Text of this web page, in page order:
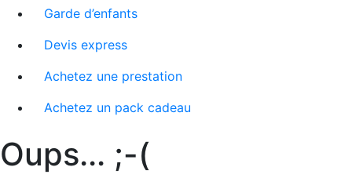
Garde d’enfants
Devis express
Achetez une prestation
Achetez un pack cadeau
Oups... ;-(